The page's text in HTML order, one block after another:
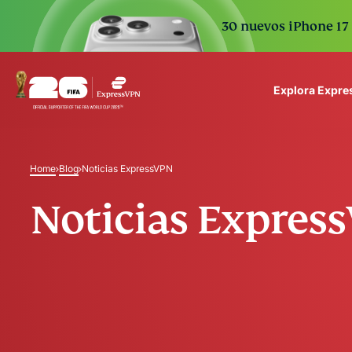
30 nuevos iPhone
Explora
Home Blog Noticias ExpressVPN
Noticias